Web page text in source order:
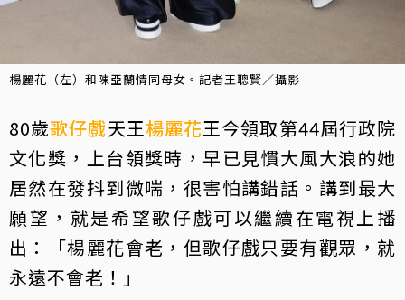
楊麗花（左）和陳亞蘭情同母女。記者王聰賢／攝影
80歲歌仔戲天王楊麗花王今領取第44屆行政院
文化獎，上台領獎時，早已見慣大風大浪的她
居然在發抖到微喘，很害怕講錯話。講到最大
願望，就是希望歌仔戲可以繼續在電視上播
出：「楊麗花會老，但歌仔戲只要有觀眾，就
永遠不會老！」